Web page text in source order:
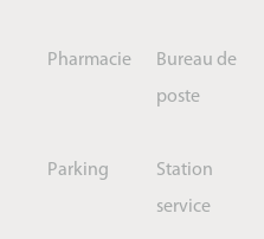
Pharmacie
Bureau de
poste
Parking
Station
service